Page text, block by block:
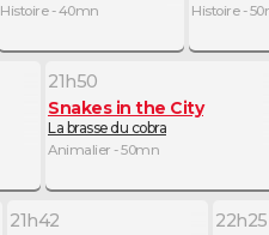
Histoire - 40mn Histoire -
21h50
Snakes in the City
La brasse du cobra
Animalier - 50mn
21h42
22h25